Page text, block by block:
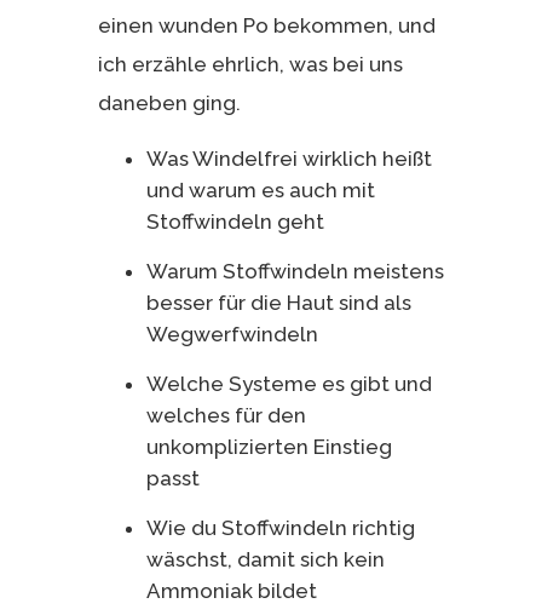
einen wunden Po bekommen, und
ich erzähle ehrlich, was bei uns
daneben ging.
Was Windelfrei wirklich heißt
und warum es auch mit
Stoffwindeln geht
Warum Stoffwindeln meistens
besser für die Haut sind als
Wegwerfwindeln
Welche Systeme es gibt und
welches für den
unkomplizierten Einstieg
passt
Wie du Stoffwindeln richtig
wäschst, damit sich kein
Ammoniak bildet